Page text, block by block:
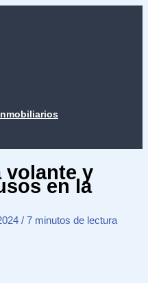
volante y
en la
/ 7 minutos de lectura